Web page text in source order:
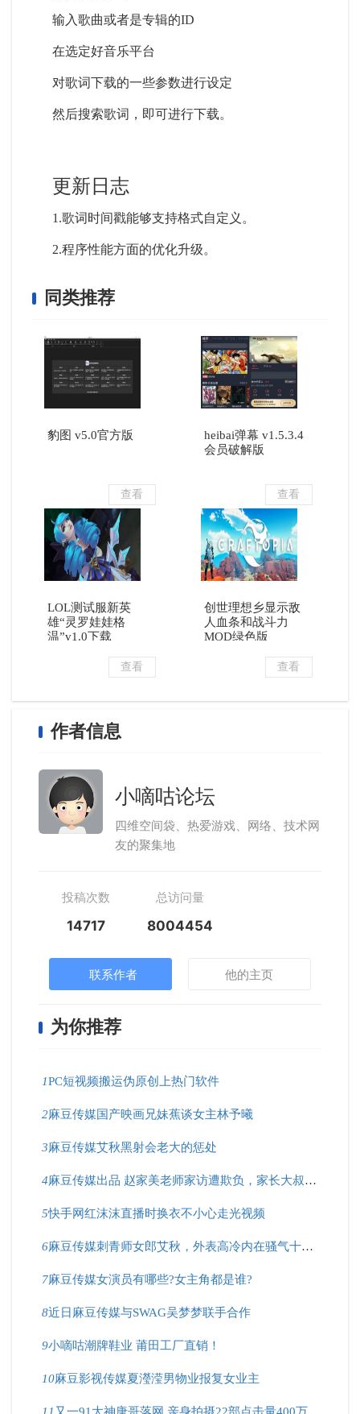
输入歌曲或者是专辑的ID
在选定好音乐平台
对歌词下载的一些参数进行设定
然后搜索歌词，即可进行下载。
更新日志
1.歌词时间戳能够支持格式自定义。
2.程序性能方面的优化升级。
同类推荐
豹图 v5.0官方版
查看
heibai弹幕 v1.5.3.4
会员破解版
查看
LOL测试服新英
雄“灵罗娃娃格
温”v1.0下载
查看
创世理想乡显示敌
人血条和战斗力
MOD绿色版
查看
作者信息
小嘀咕论坛
四维空间袋、热爱游戏、网络、技术网
友的聚集地
投稿次数 总访问量
14717 8004454
联系作者 他的主页
为你推荐
1PC短视频搬运伪原创上热门软件
2麻豆传媒国产映画兄妹蕉谈女主林予曦
3麻豆传媒艾秋黑射会老大的惩处
4麻豆传媒出品 赵家美老师家访遭欺负，家长大叔好凶猛！
5快手网红沫沫直播时换衣不小心走光视频
6麻豆传媒刺青师女郎艾秋，外表高冷内在骚气十足？
7麻豆传媒女演员有哪些?女主角都是谁?
8近日麻豆传媒与SWAG吴梦梦联手合作
9小嘀咕潮牌鞋业 莆田工厂直销！
10麻豆影视传媒夏瀅滢男物业报复女业主